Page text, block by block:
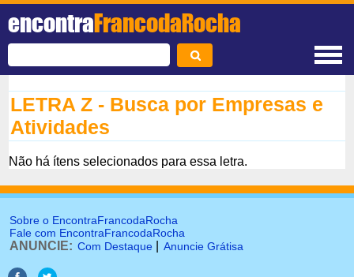
encontraFrancodaRocha
LETRA Z - Busca por Empresas e
Atividades
Não há ítens selecionados para essa letra.
Sobre o EncontraFrancodaRocha
Fale com EncontraFrancodaRocha
ANUNCIE: Com Destaque Anuncie Grátisa